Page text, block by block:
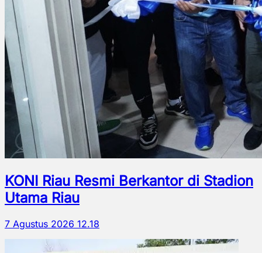
KONI Riau Resmi Berkantor di Stadion
Utama Riau
7 Agustus 2026 12.18